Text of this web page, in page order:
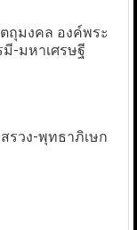
ถุมงคล องค์พระ
-มหาเศรษฐี
รวง-พุทธาภิเษก